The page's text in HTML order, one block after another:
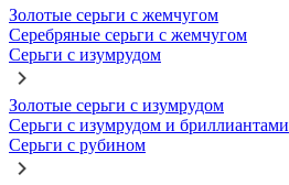
Золотые серьги с жемчугом
Серебряные серьги с жемчугом
Серьги с изумрудом
Золотые серьги с изумрудом
Серьги с изумрудом и бриллиантами
Серьги с рубином